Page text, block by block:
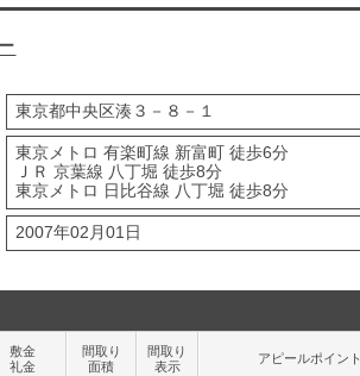
東京都中央区湊３－８－１
東京メトロ 有楽町線 新富町 徒歩6分
ＪＲ 京葉線 八丁堀 徒歩8分
東京メトロ 日比谷線 八丁堀 徒歩8分
2007年02月01日
敷金
礼金
間取り
面積
間取り
表示
アピールポイント